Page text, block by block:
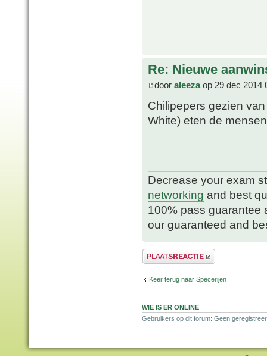
Re: Nieuwe
door aleezaop 29 dec 2014
Chilipepers gezien
White) eten de
Decrease your exam
networking and best
100% pass guarantee
our guaranteed and
Plaats een reactie
Keer terug naar Specerijen
WIE IS ER ONLINE
Gebruikers op dit forum: Geen